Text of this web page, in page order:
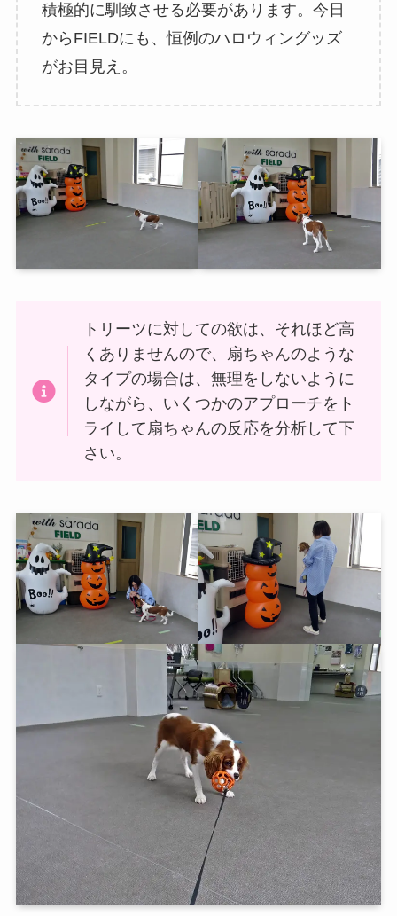
積極的に馴致させる必要があります。今日
からFIELDにも、恒例のハロウィングッズ
がお目見え。
トリーツに対しての欲は、それほど高
くありませんので、扇ちゃんのような
タイプの場合は、無理をしないように
しながら、いくつかのアプローチをト
ライして扇ちゃんの反応を分析して下
さい。